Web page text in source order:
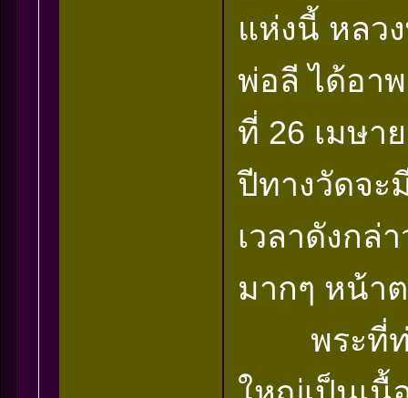
แห่งนี้ หลว
พ่อลี ได้อา
ที่ 26 เมษา
ปีทางวัดจะ
เวลาดังกล่
มากๆ หน้า
พระที่ท่า